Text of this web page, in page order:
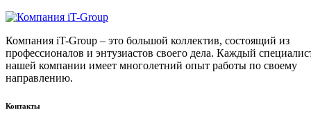
Компания iT-Group – это большой коллектив, состоящий из
профессионалов и энтузиастов своего дела. Каждый
нашей компании имеет многолетний опыт работы по своему
направлению.
Контакты